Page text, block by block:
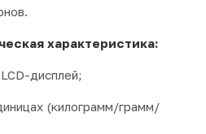
характеристика:
дисплей;
(килограмм/грамм/